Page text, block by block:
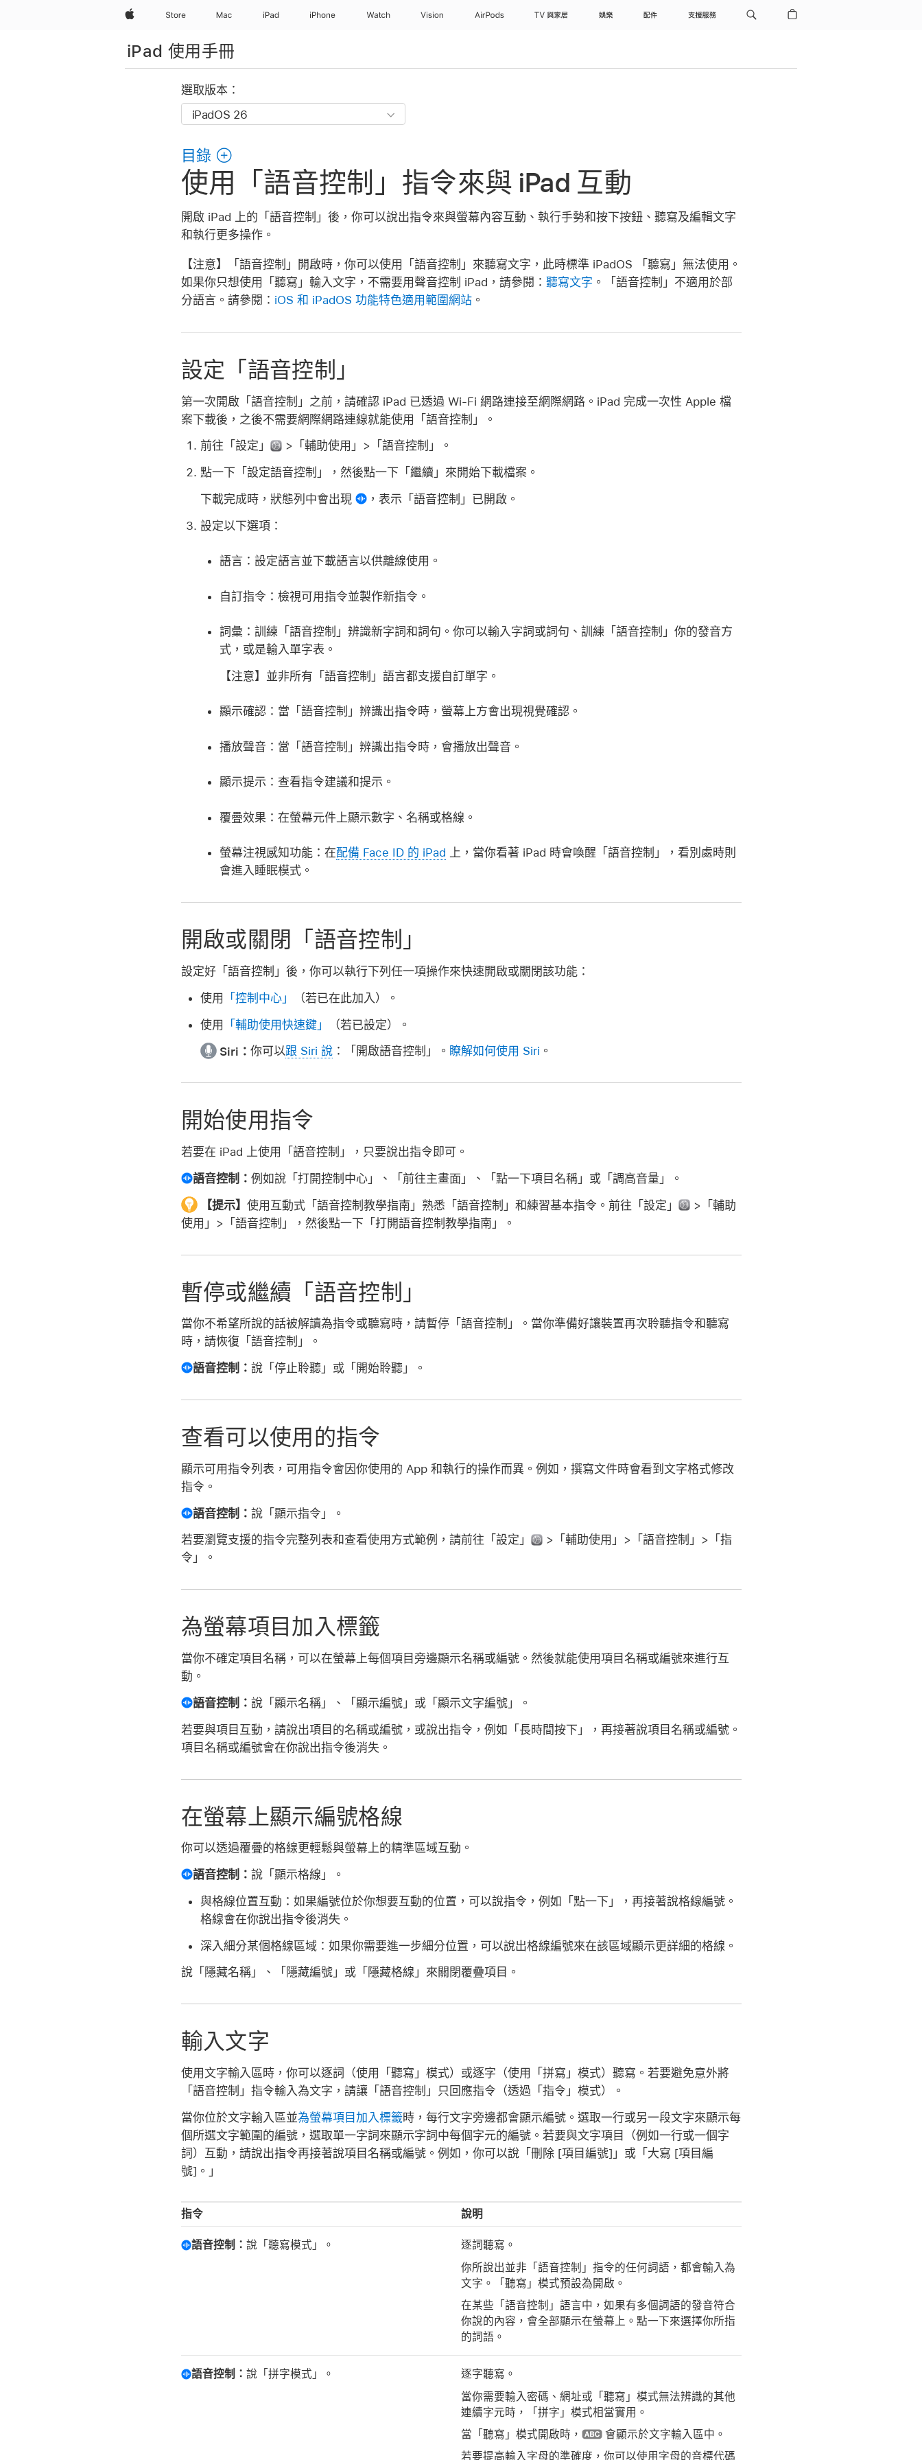
Apple Store Mac iPad iPhone Watch Vision AirPods TV 與家居 娛樂 配件 支援服務
iPad 使用手冊
選取版本：
目錄
使用「語音控制」指令來與 iPad 互動
開啟 iPad 上的「語音控制」後，你可以說出指令來與螢幕內容互動、執行手勢和按下按鈕、聽寫及編輯文字
和執行更多操作。
【注意】
「語音控制」開啟時，你可以使用「語音控制」來聽寫文字，此時標準 iPadOS 「聽寫」無法使用。
如果你只想使用「聽寫」輸入文字，不需要用聲音控制 iPad，請參閱： 聽寫文字 。「語音控制」不適用於部
分語言。請參閱： iOS 和 iPadOS 功能特色適用範圍網站。
設定「語音控制」
第一次開啟「語音控制」之前，請確認 iPad 已透過 Wi-Fi 網路連接至網際網路。iPad 完成一次性 Apple 檔
案下載後，之後不需要網際網路連線就能使用「語音控制」。
前往「設定」
>「輔助使用」>「語音控制」。
點一下「設定語音控制」，然後點一下「繼續」來開始下載檔案。
下載完成時，狀態列中會出現
，表示「語音控制」已開啟。
設定以下選項：
語言： 設定語言並下載語言以供離線使用。
自訂指令： 檢視可用指令並製作新指令。
詞彙： 訓練「語音控制」辨識新字詞和詞句。你可以輸入字詞或詞句、訓練「語音控制」你的發音方
式，或是輸入單字表。
【注意】 並非所有「語音控制」語言都支援自訂單字。
顯示確認： 當「語音控制」辨識出指令時，螢幕上方會出現視覺確認。
播放聲音： 當「語音控制」辨識出指令時，會播放出聲音。
顯示提示： 查看指令建議和提示。
覆疊效果： 在螢幕元件上顯示數字、名稱或格線。
螢幕注視感知功能： 在配備 Face ID 的 iPad 上，當你看著 iPad 時會喚醒「語音控制」，看別處時則
會進入睡眠模式。
開啟或關閉「語音控制」
設定好「語音控制」後，你可以執行下列任一項操作來快速開啟或關閉該功能：
使用 「控制中心」
（若已在此加入）。
使用 「輔助使用快速鍵」
（若已設定）。
Siri：你可以跟 Siri 說 ： 「開啟語音控制」 。 瞭解如何使用 Siri 。
開始使用指令
若要在 iPad 上使用「語音控制」，只要說出指令即可。
語音控制： 例如說「打開控制中心」、「前往主畫面」、「點一下項目名稱」或「調高音量」。
【提示】使用互動式「語音控制教學指南」熟悉「語音控制」和練習基本指令。前往「設定」
>「輔助
使用」>「語音控制」，然後點一下「打開語音控制教學指南」。
暫停或繼續「語音控制」
當你不希望所說的話被解讀為指令或聽寫時，請暫停「語音控制」。當你準備好讓裝置再次聆聽指令和聽寫
時，請恢復「語音控制」。
語音控制： 說「停止聆聽」或「開始聆聽」。
查看可以使用的指令
顯示可用指令列表，可用指令會因你使用的 App 和執行的操作而異。例如，撰寫文件時會看到文字格式修改
指令。
語音控制： 說「顯示指令」。
若要瀏覽支援的指令完整列表和查看使用方式範例，請前往「設定」
>「輔助使用」>「語音控制」>「指
令」。
為螢幕項目加入標籤
當你不確定項目名稱，可以在螢幕上每個項目旁邊顯示名稱或編號。然後就能使用項目名稱或編號來進行互
動。
語音控制： 說「顯示名稱」、「顯示編號」或「顯示文字編號」。
若要與項目互動，請說出項目的名稱或編號，或說出指令，例如「長時間按下」，再接著說項目名稱或編號。
項目名稱或編號會在你說出指令後消失。
在螢幕上顯示編號格線
你可以透過覆疊的格線更輕鬆與螢幕上的精準區域互動。
語音控制： 說「顯示格線」。
與格線位置互動： 如果編號位於你想要互動的位置，可以說指令，例如「點一下」，再接著說格線編號。
格線會在你說出指令後消失。
深入細分某個格線區域： 如果你需要進一步細分位置，可以說出格線編號來在該區域顯示更詳細的格線。
說「隱藏名稱」、「隱藏編號」或「隱藏格線」來關閉覆疊項目。
輸入文字
使用文字輸入區時，你可以逐詞（使用「聽寫」模式）或逐字（使用「拼寫」模式）聽寫。若要避免意外將
「語音控制」指令輸入為文字，請讓「語音控制」只回應指令（透過「指令」模式）。
當你位於文字輸入區並為螢幕項目加入標籤時，每行文字旁邊都會顯示編號。選取一行或另一段文字來顯示每
個所選文字範圍的編號，選取單一字詞來顯示字詞中每個字元的編號。若要與文字項目（例如一行或一個字
詞）互動，請說出指令再接著說項目名稱或編號。例如，你可以說「刪除 [項目編號]」或「大寫 [項目編
號]。」
指令 說明
語音控制：說「聽寫模式」。
逐詞聽寫。
你所說出並非「語音控制」指令的任何詞語，都會輸入為
文字。「聽寫」模式預設為開啟。
在某些「語音控制」語言中，如果有多個詞語的發音符合
你說的內容，會全部顯示在螢幕上。點一下來選擇你所指
的詞語。
語音控制：說「拼字模式」。
逐字聽寫。
當你需要輸入密碼、網址或「聽寫」模式無法辨識的其他
連續字元時，「拼字」模式相當實用。
當「聽寫」模式開啟時，
會顯示於文字輸入區中。
若要提高輸入字母的準確度，你可以使用字母的音標代碼